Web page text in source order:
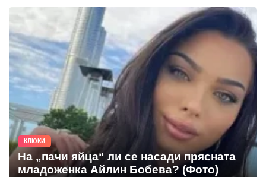
КЛЮКИ
На „пачи яйца“ ли се насади прясната
младоженка Айлин Бобева? (Фото)